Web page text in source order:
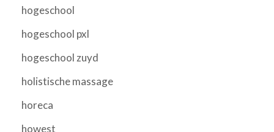
hogeschool
hogeschool pxl
hogeschool zuyd
holistische massage
horeca
howest